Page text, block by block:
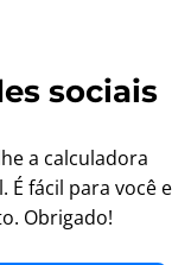
sociais
a calculadora
É fácil para você e
Obrigado!